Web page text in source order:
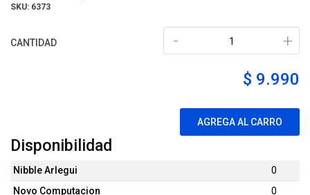
SKU: 6373
CANTIDAD +
-
$ 9.990
AGREGA AL CARRO
Disponibilidad
Nibble Arlegui
0
Novo Computacion
0